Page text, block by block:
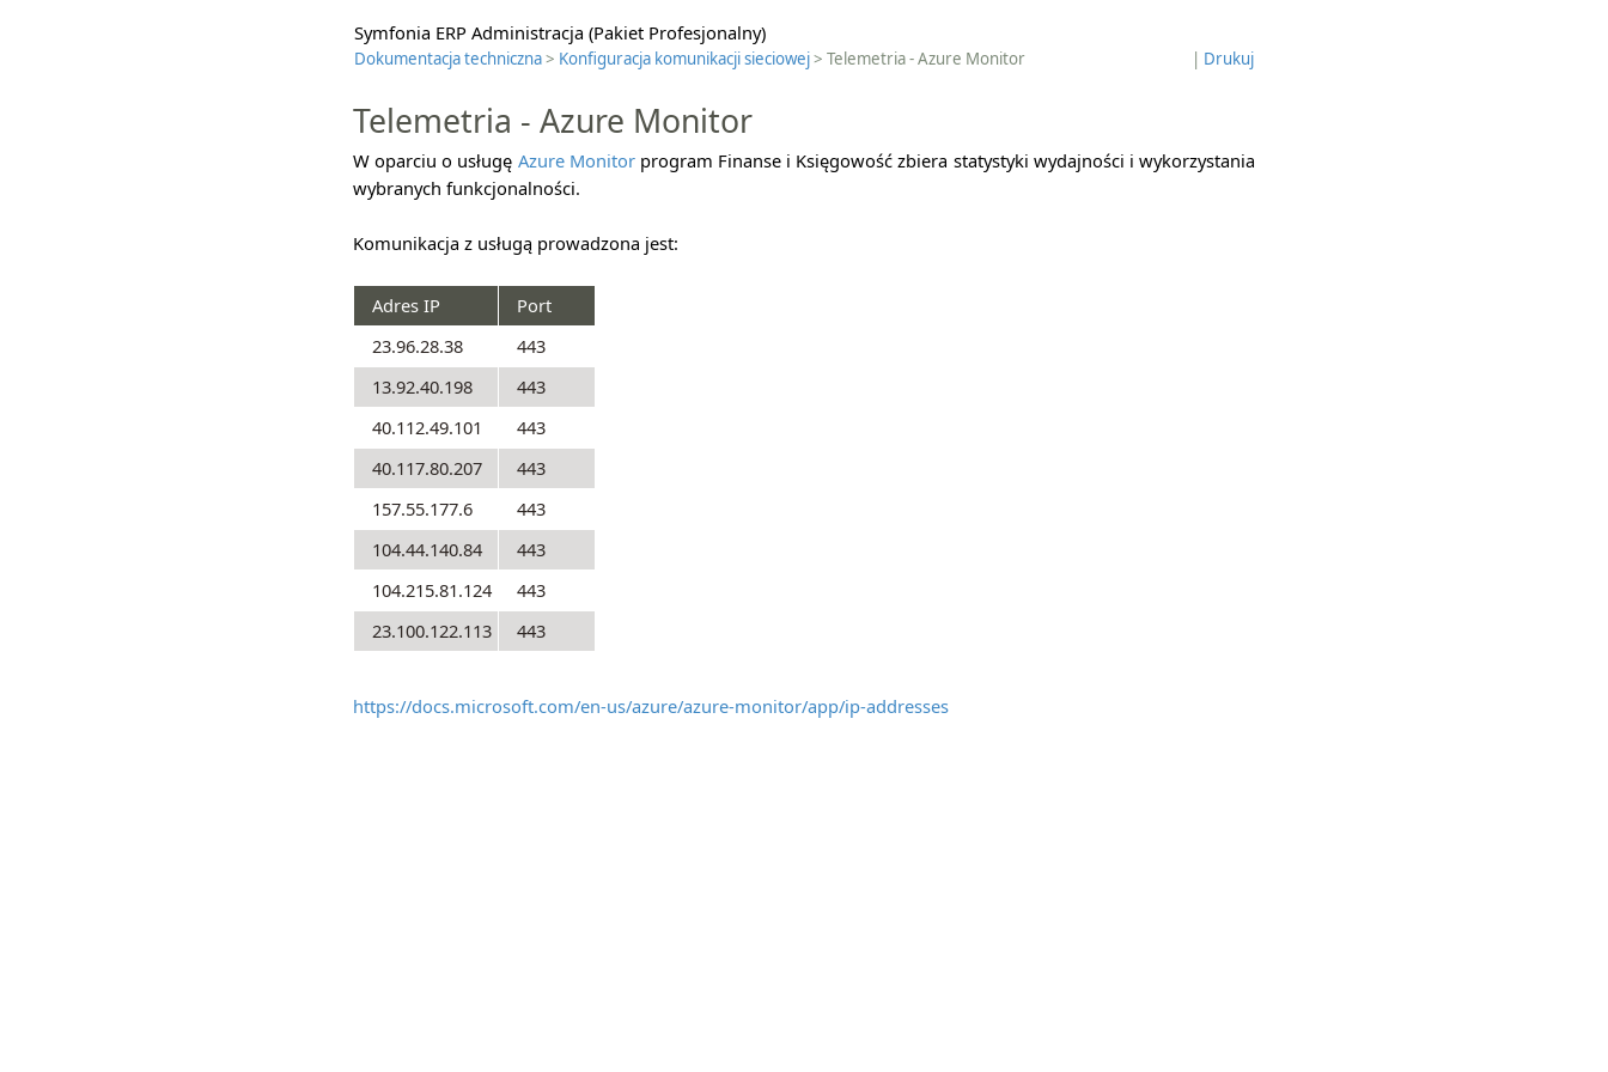
Symfonia ERP Administracja (Pakiet Profesjonalny)
Dokumentacja techniczna> Konfiguracja komunikacji sieciowej> Telemetria - Azure Monitor | Drukuj
Telemetria - Azure Monitor
W oparciu o usługę Azure Monitorprogram Finanse i Księgowość zbiera statystyki wydajności i wykorzystania
wybranych funkcjonalności.
Komunikacja z usługą prowadzona jest:
Adres IP
Port
23.96.28.38
443
13.92.40.198
443
40.112.49.101
443
40.117.80.207
443
157.55.177.6
443
104.44.140.84
443
104.215.81.124
443
23.100.122.113
443
https://docs.microsoft.com/en-us/azure/azure-monitor/app/ip-addresses